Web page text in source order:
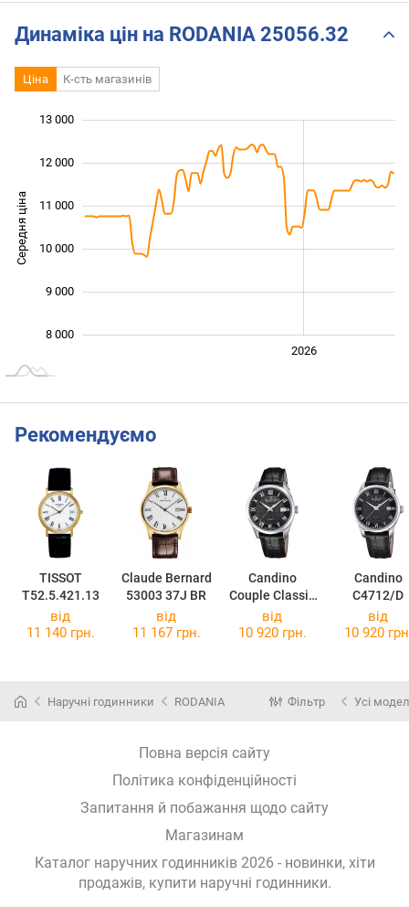
Динаміка цін на RODANIA 25056.32
Ціна К-сть магазинів
Середня ціна
8 000
9 000
10 000
11 000
12 000
13 000
2026
Рекомендуємо
TISSOT
T52.5.421.13
Claude Bernard
53003 37J BR
Candino
Couple Classic
C4710/D
Candino
C4712/D
від
11 140 грн.
від
11 167 грн.
від
10 920 грн.
від
10 920
Наручні годинники RODANIA Фільтр Усі
Повна версія сайту
Політика конфіденційності
Запитання й побажання щодо сайту
Магазинам
Каталог наручних годинників 2026 - новинки, хіти
продажів, купити наручні годинники.